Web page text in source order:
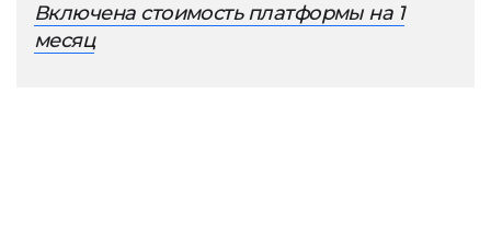
Включена стоимость платформы на 1
месяц